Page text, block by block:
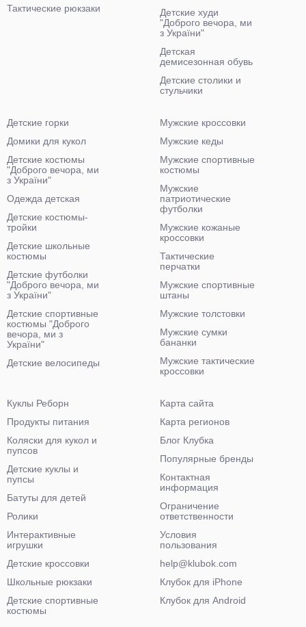
Тактические рюкзаки
Детские худи
"Доброго вечора, ми
з України"
Детская
демисезонная обувь
Детские столики и
стульчики
Детские горки
Домики для кукол
Детские костюмы
"Доброго вечора, ми
з України"
Одежда детская
Детские костюмы-
тройки
Детские школьные
костюмы
Детские футболки
"Доброго вечора, ми
з України"
Детские спортивные
костюмы "Доброго
вечора, ми з
України"
Детские велосипеды
Мужские кроссовки
Мужские кеды
Мужские спортивные
костюмы
Мужские
патриотические
футболки
Мужские кожаные
кроссовки
Тактические
перчатки
Мужские спортивные
штаны
Мужские толстовки
Мужские сумки
бананки
Мужские тактические
кроссовки
Куклы Реборн
Продукты питания
Коляски для кукол и
пупсов
Детские куклы и
пупсы
Батуты для детей
Ролики
Интерактивные
игрушки
Детские кроссовки
Школьные рюкзаки
Детские спортивные
костюмы
Карта сайта
Карта регионов
Блог Клубка
Популярные бренды
Контактная
информация
Ограничение
ответственности
Условия
пользования
help@klubok.com
Клубок для iPhone
Клубок для Android